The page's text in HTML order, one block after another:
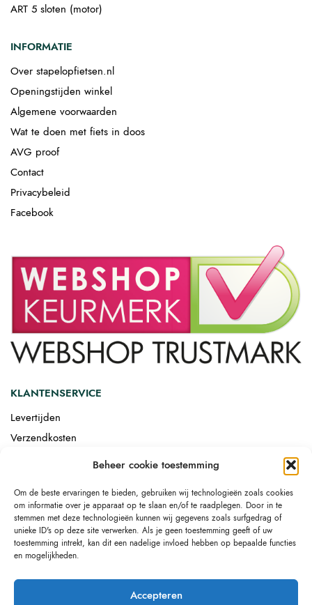
Beheer cookie toestemming
Om de beste ervaringen te bieden, gebruiken wij technologieën zoals cookies
om informatie over je apparaat op te slaan en/of te raadplegen. Door in te
stemmen met deze technologieën kunnen wij gegevens zoals surfgedrag of
unieke ID's op deze site verwerken. Als je geen toestemming geeft of uw
toestemming intrekt, kan dit een nadelige invloed hebben op bepaalde functies
en mogelijkheden.
Accepteren
ART 5 sloten (motor)
INFORMATIE
Over stapelopfietsen.nl
Openingstijden winkel
Algemene voorwaarden
Wat te doen met fiets in doos
AVG proof
Contact
Privacybeleid
Facebook
KLANTENSERVICE
Levertijden
Verzendkosten
Afgemonteerd laten bezorgen
Drop-shipping
Link building